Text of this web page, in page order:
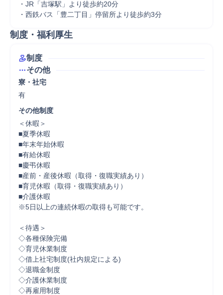
・JR「吉塚駅」より徒歩約20分
・西鉄バス「豊二丁目」停留所より徒歩約3分
制度・福利厚生
制度
その他
寮・社宅
有
その他制度
＜休暇＞
■夏季休暇
■年末年始休暇
■有給休暇
■慶弔休暇
■産前・産後休暇（取得・復職実績あり）
■育児休暇（取得・復職実績あり）
■介護休暇
※5日以上の連続休暇の取得も可能です。
＜待遇＞
◇各種保険完備
◇育児休業制度
◇借上社宅制度(社内規定による)
◇退職金制度
◇介護休業制度
◇再雇用制度